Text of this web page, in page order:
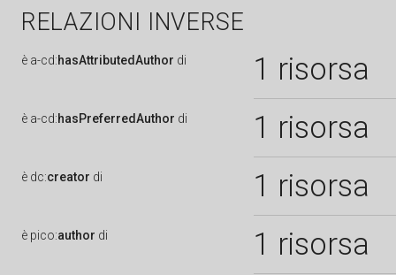
RELAZIONI INVERSE
è a-cd:hasAttributedAuthor di 1 risorsa
è a-cd:hasPreferredAuthor di 1 risorsa
è dc:creator di 1 risorsa
è pico:author di 1 risorsa